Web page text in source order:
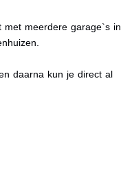
met meerdere garage`s in
daarna kun je direct al